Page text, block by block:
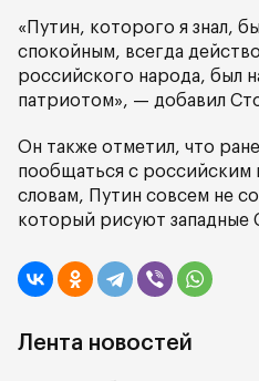
«Путин, которого я знал,
спокойным, всегда
российского народа, был
патриотом», — добавил
Он также отметил, что
пообщаться с российским
словам, Путин совсем не
который рисуют западные
Лента новостей